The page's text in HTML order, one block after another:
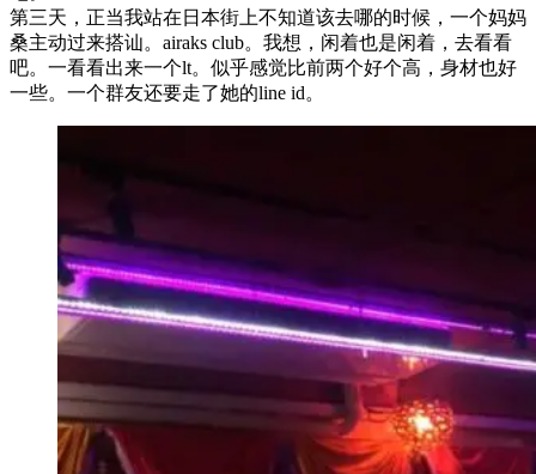
第三天，正当我站在日本街上不知道该去哪的时候，一个妈妈
桑主动过来搭讪。airaks club。我想，闲着也是闲着，去看看
吧。一看看出来一个lt。似乎感觉比前两个好个高，身材也好
一些。一个群友还要走了她的line id。